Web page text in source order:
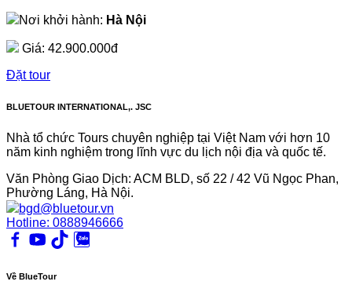
Nơi khởi hành: Hà Nội
Giá: 42.900.000đ
Đặt tour
BLUETOUR INTERNATIONAL,. JSC
Nhà tổ chức Tours chuyên nghiệp tại Việt Nam với hơn 10
năm kinh nghiệm trong lĩnh vực du lịch nội địa và quốc tế.
Văn Phòng Giao Dịch: ACM BLD, số 22 / 42 Vũ Ngọc Phan,
Phường Láng, Hà Nội.
bgd@bluetour.vn
Hotline: 0888946666
Về BlueTour